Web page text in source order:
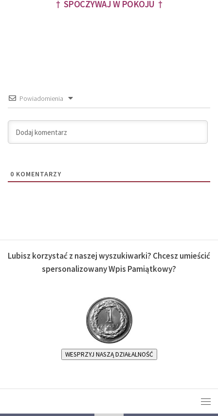
† SPOCZYWAJ W POKOJU †
Powiadomienia
0 KOMENTARZY
Lubisz korzystać z naszej wyszukiwarki? Chcesz umieścić
spersonalizowany Wpis Pamiątkowy?
WESPRZYJ NASZĄ DZIAŁALNOŚĆ